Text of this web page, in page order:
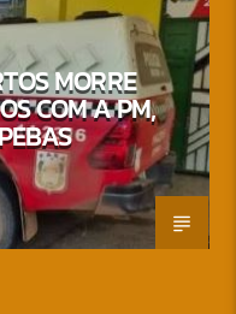
MORRE
COM A PM,